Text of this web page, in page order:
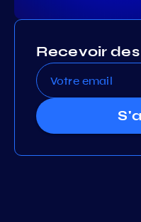
Recevoir